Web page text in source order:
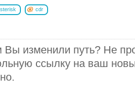
cdr
Вы изменили путь? Не
ссылку на ваш